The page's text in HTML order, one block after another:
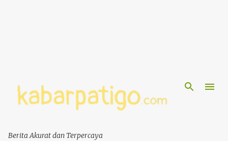
Berita Akurat dan Terpercaya